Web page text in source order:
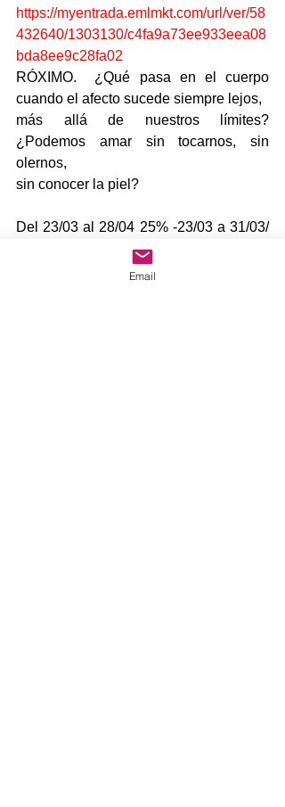
https://myentrada.emlmkt.com/url/ver/58
432640/1303130/c4fa9a73ee933eea08
bda8ee9c28fa02
RÓXIMO.  ¿Qué pasa en el cuerpo
cuando el afecto sucede siempre lejos,
más allá de nuestros límites?
¿Podemos amar sin tocarnos, sin
olernos,
sin conocer la piel?
Del 23/03 al 28/04 25% -23/03 a 31/03/
15% resto de funciones
https://proticketing.com/myentrada/es_E
Email